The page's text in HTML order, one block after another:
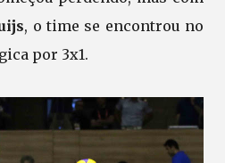
, o time se encontrou no
por 3x1.